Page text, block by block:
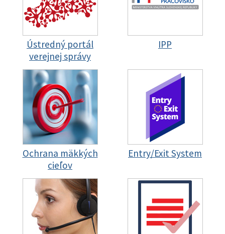
Ústredný portál
verejnej správy
IPP
Ochrana mäkkých
cieľov
Entry/Exit System